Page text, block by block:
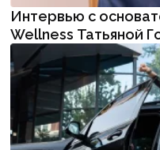
Интервью с
Wellness Татьяной